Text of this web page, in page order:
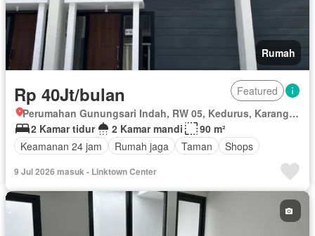
Rumah
Rp 40Jt/bulan
Featured
Perumahan Gunungsari Indah, RW 05, Kedurus, Karang Pilang, Surabaya, Jawa Timur
2 Kamar tidur
2 Kamar mandi
90 m²
Keamanan 24 jam
Rumah jaga Taman Shops
9 Jul 2026 masuk - Linktown Center